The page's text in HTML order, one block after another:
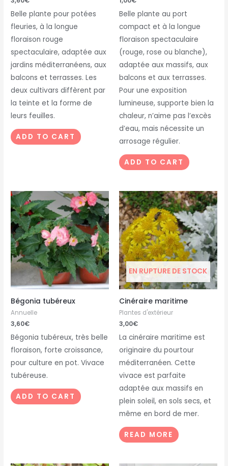
Belle plante pour potées
fleuries, à la longue
floraison rouge
spectaculaire, adaptée aux
jardins méditerranéens, aux
balcons et terrasses. Les
deux cultivars diffèrent par
la teinte et la forme de
leurs feuilles.
ADD TO CART
Belle plante au port
compact et à la longue
floraison spectaculaire
(rouge, rose ou blanche),
adaptée aux massifs, aux
balcons et aux terrasses.
Pour une exposition
lumineuse, supporte bien la
chaleur, n’aime pas l’excès
d’eau, mais nécessite un
arrosage régulier.
ADD TO CART
Bégonia tubéreux
Annuelle
3,60€
Bégonia tubéreux, très belle
floraison, forte croissance,
pour culture en pot. Vivace
tubéreuse.
ADD TO CART
EN RUPTURE DE STOCK
Cinéraire maritime
Plantes d'extérieur
3,00€
La cinéraire maritime est
originaire du pourtour
méditerranéen. Cette
vivace est parfaite
adaptée aux massifs en
plein soleil, en sols secs, et
même en bord de mer.
READ MORE